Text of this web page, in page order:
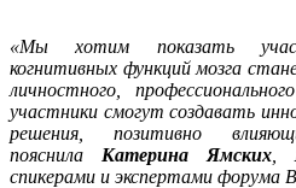
«Мы хотим показать
когнитивных функций мозга
личностного,
участники смогут создавать
решения, позитивно
пояснила Катерина Ямских,
спикерами и экспертами форума